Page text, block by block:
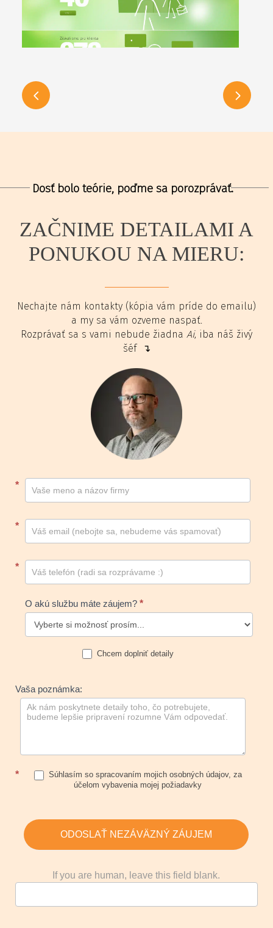
Dosť bolo teórie, poďme sa porozprávať.
ZAČNIME DETAILAMI A
PONUKOU NA MIERU:
Nechajte nám kontakty (kópia vám príde do emailu)
a my sa vám ozveme naspať.
Rozprávať sa s vami nebude žiadna Ai, iba náš živý
šéf ↴
Kontakt
footer
*
*
*
O akú službu máte záujem? *
Chcem doplniť detaily
Vaša poznámka:
*
Súhlasím so spracovaním mojich osobných údajov, za
účelom vybavenia mojej požiadavky
ODOSLAŤ NEZÁVÄZNÝ ZÁUJEM
If you are human, leave this field blank.